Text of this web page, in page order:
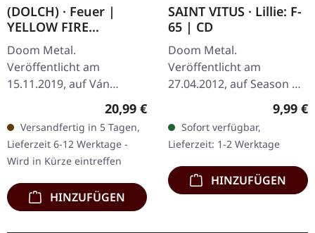
(DOLCH) · Feuer |
YELLOW FIRE
MARBLED LP
Doom Metal.
Veröffentlicht am
15.11.2019, auf Ván
marmoriertes Viny im
Gatefold-Cover mit UV-
Highlights, Slipcase inkl…
Regulärer Preis:
20,99 €
Versandfertig in 5 Tagen,
Lieferzeit 6-12 Werktage -
Wird in Kürze eintreffen
HINZUFÜGEN
SAINT VITUS · Lillie: F-
65 | CD
Doom Metal.
Veröffentlicht am
27.04.2012, auf Season Of
Mist. CD im Jewelcase.
Saint Vitus kehren mit
"Lillie: F-65" zurück, einem
vernichtenden…
9,99 €
Sofort verfügbar,
Lieferzeit: 1-2 Werktage
HINZUFÜGEN